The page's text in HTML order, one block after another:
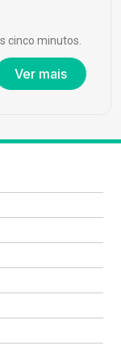
cinco minutos.
Ver mais